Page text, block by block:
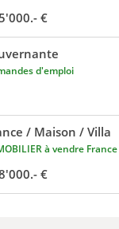
€
d'emploi
/ Maison / Villa
à vendre France
€